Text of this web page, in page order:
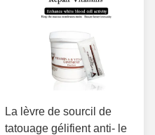
La lèvre de sourcil de
tatouage gélifient anti- le